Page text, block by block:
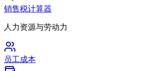
销售税计算器
人力资源与劳动力
员工成本